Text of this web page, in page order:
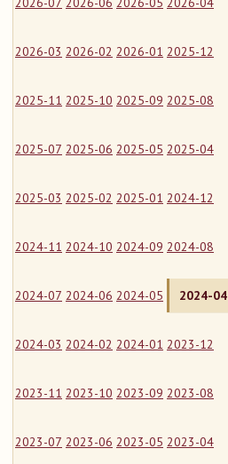
2026-03 2026-02 2026-01 2025-12
2025-11 2025-10 2025-09 2025-08
2025-07 2025-06 2025-05 2025-04
2025-03 2025-02 2025-01 2024-12
2024-11 2024-10 2024-09 2024-08
2024-07 2024-06 2024-05 2024-04
2024-03 2024-02 2024-01 2023-12
2023-11 2023-10 2023-09 2023-08
2023-07 2023-06 2023-05 2023-04